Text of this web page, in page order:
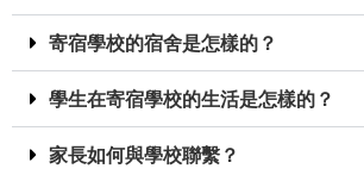
寄宿學校的宿舍是怎樣的？
學生在寄宿學校的生活是怎樣的？
家長如何與學校聯繫？